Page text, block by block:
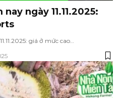
ngày 11.11.2025:
giá ở mức cao…